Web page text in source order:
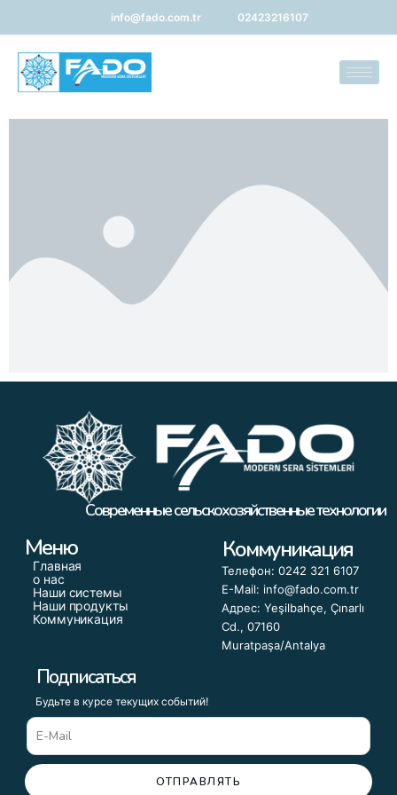
info@fado.com.tr 02423216107
Современные сельскохозяйственные технологии
Меню
Главная
о нас
Наши системы
Наши продукты
Коммуникация
Коммуникация
Телефон: 0242 321 6107
E-Mail: info@fado.com.tr
Адрес: Yeşilbahçe, Çınarlı
Cd., 07160
Muratpaşa/Antalya
Подписаться
Будьте в курсе текущих событий!
ОТПРАВЛЯТЬ